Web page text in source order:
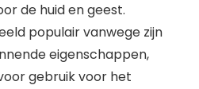
de huid en geest.
populair vanwege zijn
eigenschappen,
gebruik voor het